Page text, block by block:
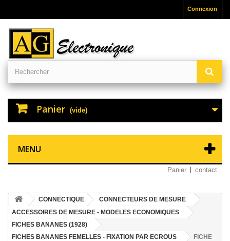
Connexion
Panier (vide)
MENU
Panier contact
CONNECTIQUE
CONNECTEURS DE MESURE
ACCESSOIRES DE MESURE - MODELES ECONOMIQUES
FICHES BANANES (1928)
FICHES BANANES FEMELLES - FIXATION PAR ECROUS
FICHE